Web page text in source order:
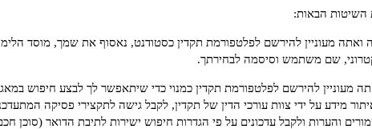
השיטות הבאות:
ואתה מעוניין להירשם לפלטפורמת תקדין כסטודנט, נאסוף את שמך, מוסד
שם משתמש וסיסמה לבחירתך.
מעוניין להירשם לפלטפורמת תקדין כמנוי כדי שיתאפשר לך לבצע חיפוש
מידע על ידי צוות עורכי הדין של תקדין, לקבל גישה לתקצירי פסיקה
והערות ולקבל עדכונים על פי הגדרות חיפוש ישירות לתיבת הדואר (סוכן